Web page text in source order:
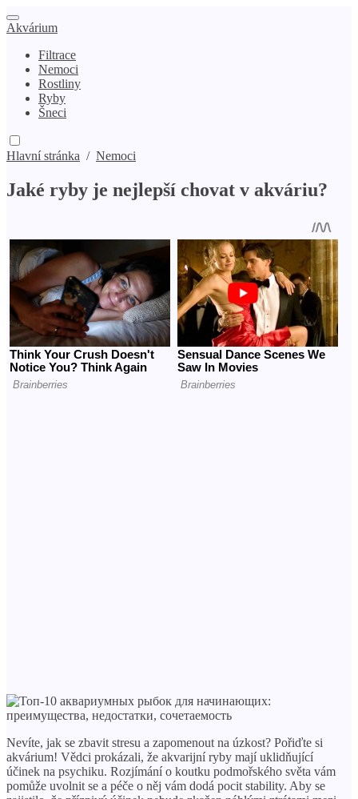
Akvárium
Filtrace
Nemoci
Rostliny
Ryby
Šneci
Hlavní stránka / Nemoci
Jaké ryby je nejlepší chovat v akváriu?
Nevíte, jak se zbavit stresu a zapomenout na úzkost? Pořiďte si
akvárium! Vědci prokázali, že akvarijní ryby mají uklidňující
účinek na psychiku. Rozjímání o koutku podmořského světa vám
pomůže uvolnit se a péče o něj vám dodá pocit stability. Aby se